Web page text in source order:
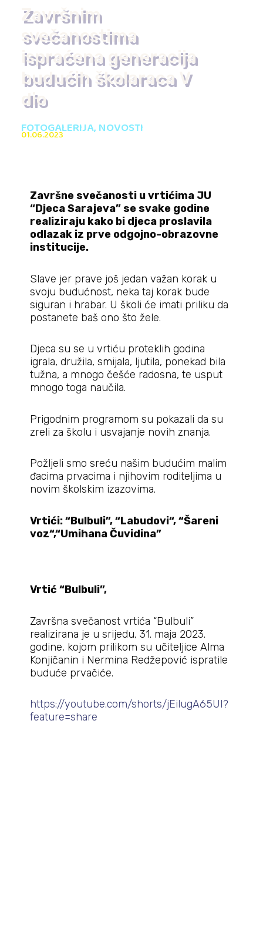
Završnim
svečanostima
ispraćena generacija
budućih školaraca V
dio
FOTOGALERIJA,NOVOSTI
01.06.2023
Završne svečanosti u vrtićima JU
“Djeca Sarajeva” se svake godine
realiziraju kako bi djeca proslavila
odlazak iz prve odgojno-obrazovne
institucije.
Slave jer prave još jedan važan korak u
svoju budućnost, neka taj korak bude
siguran i hrabar. U školi će imati priliku da
postanete baš ono što žele.
Djeca su se u vrtiću proteklih godina
igrala, družila, smijala, ljutila, ponekad bila
tužna, a mnogo češće radosna, te usput
mnogo toga naučila.
Prigodnim programom su pokazali da su
zreli za školu i usvajanje novih znanja.
Požljeli smo sreću našim budućim malim
đacima prvacima i njihovim roditeljima u
novim školskim izazovima.
Vrtići: “Bulbuli”, “Labudovi“, “Šareni
voz“,“Umihana Čuvidina”
Vrtić “Bulbuli”,
Završna svečanost vrtića “Bulbuli”
realizirana je u srijedu, 31. maja 2023.
godine, kojom prilikom su učiteljice Alma
Konjičanin i Nermina Redžepović ispratile
buduće prvačiće.
https://youtube.com/shorts/jEilugA65UI?
feature=share